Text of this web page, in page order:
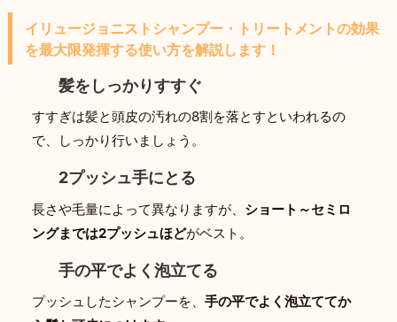
イリュージョニストシャンプー・トリートメントの効果
を最大限発揮する使い方を解説します！
髪をしっかりすすぐ
すすぎは髪と頭皮の汚れの8割を落とすといわれるの
で、しっかり行いましょう。
2プッシュ手にとる
長さや毛量によって異なりますが、 ショート～セミロ
ングまでは2プッシュほどがベスト。
手の平でよく泡立てる
プッシュしたシャンプーを、手の平でよく泡立ててか